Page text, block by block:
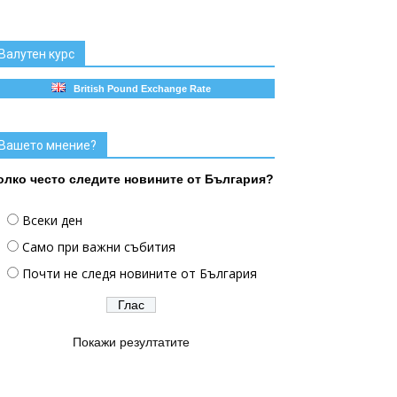
курс
British Pound Exchange Rate
мнение?
често следите новините от България?
Всеки ден
Само при важни събития
Почти не следя новините от България
Покажи резултатите